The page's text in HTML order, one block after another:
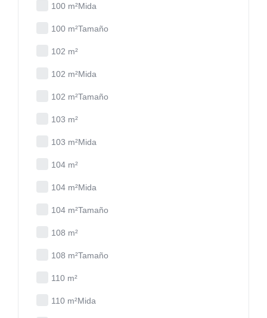
100 m²Mida
100 m²Tamaño
102 m²
102 m²Mida
102 m²Tamaño
103 m²
103 m²Mida
104 m²
104 m²Mida
104 m²Tamaño
108 m²
108 m²Tamaño
110 m²
110 m²Mida